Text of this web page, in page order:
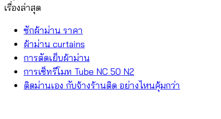
เรื่องล่าสุด
ซักผ้าม่าน ราคา
ผ้าม่าน curtains
การตัดเย็บผ้าม่าน
การเซ็ทรีโมท Tube NC 50 N2
ติดม่านเอง กับจ้างร้านติด อย่างไหนคุ้มกว่า